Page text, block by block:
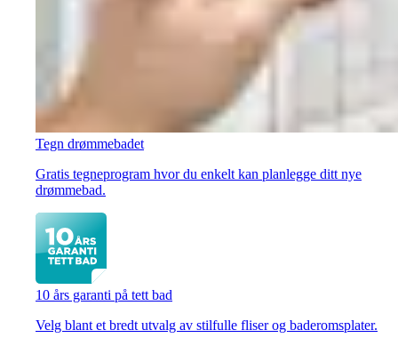
Tegn drømmebadet
Gratis tegneprogram hvor du enkelt kan planlegge ditt nye
drømmebad.
10 års garanti på tett bad
Velg blant et bredt utvalg av stilfulle fliser og baderomsplater.